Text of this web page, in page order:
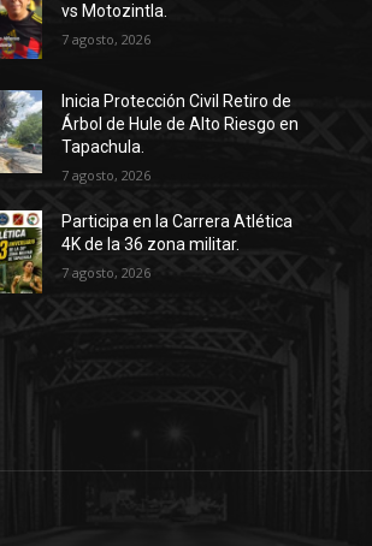
vs Motozintla.
7 agosto, 2026
Inicia Protección Civil Retiro de
Árbol de Hule de Alto Riesgo en
Tapachula.
7 agosto, 2026
Participa en la Carrera Atlética
4K de la 36 zona militar.
7 agosto, 2026